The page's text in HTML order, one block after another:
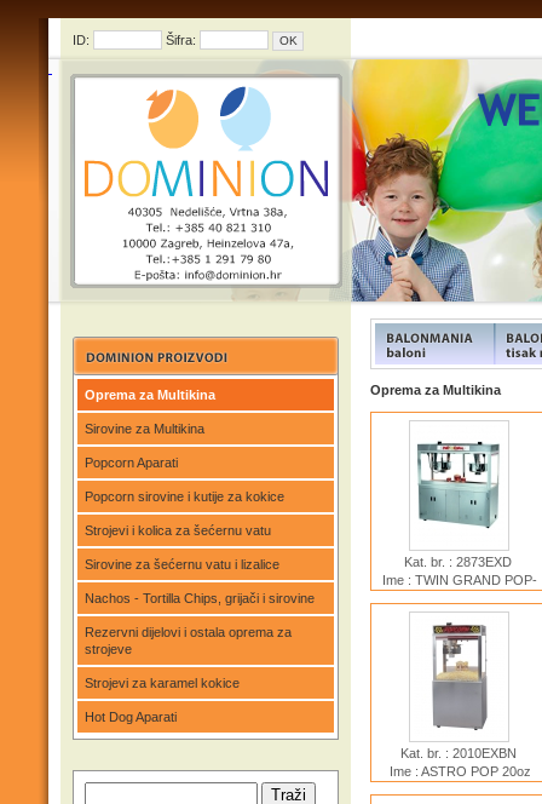
ID: Šifra:
Oprema za Multikina
Sirovine za Multikina
Popcorn Aparati
Popcorn sirovine i kutije za kokice
Strojevi i kolica za šećernu vatu
Sirovine za šećernu vatu i lizalice
Nachos - Tortilla Chips, grijači i sirovine
Rezervni dijelovi i ostala oprema za
strojeve
Strojevi za karamel kokice
Hot Dog Aparati
Oprema za Multikina
Kat. br. : 2873EXD
Ime : TWIN GRAND POP-
Kat. br. : 2010EXBN
Ime : ASTRO POP 20oz